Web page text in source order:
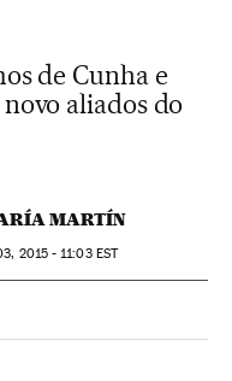
de Cunha e
novo aliados do
MARTÍN
2015 - 11:03EST